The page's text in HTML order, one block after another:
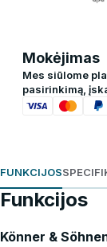
Mokėjimas
Mes siūlome
pasirinkimą,
FUNKCIJOS
Funkcijos
Könner &